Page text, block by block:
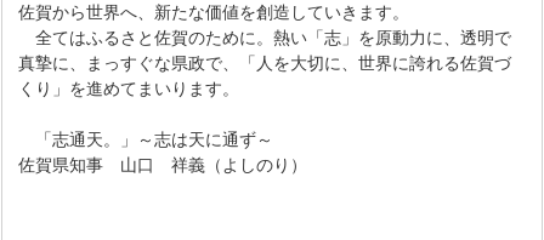
佐賀から世界へ、新たな価値を創造していきます。
全てはふるさと佐賀のために。熱い「志」を原動力に、透明で
真摯に、まっすぐな県政で、「人を大切に、世界に誇れる佐賀づ
くり」を進めてまいります。
「志通天。」～志は天に通ず～
佐賀県知事 山口 祥義（よしのり）